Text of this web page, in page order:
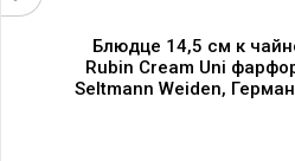
Блюдце 14,5 см к
Rubin Cream Uni
Seltmann Weiden,